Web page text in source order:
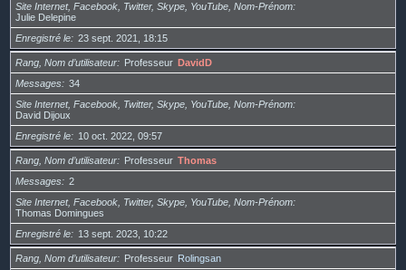
Site Internet, Facebook, Twitter, Skype, YouTube, Nom-Prénom
Julie Delepine
Enregistré le
23 sept. 2021, 18:15
Rang, Nom d’utilisateur Professeur DavidD
Messages
34
Site Internet, Facebook, Twitter, Skype, YouTube, Nom-Prénom
David Dijoux
Enregistré le
10 oct. 2022, 09:57
Rang, Nom d’utilisateur Professeur Thomas
Messages
2
Site Internet, Facebook, Twitter, Skype, YouTube, Nom-Prénom
Thomas Domingues
Enregistré le
13 sept. 2023, 10:22
Rang, Nom d’utilisateur Professeur Rolingsan